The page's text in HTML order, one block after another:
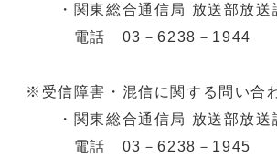
・関東総合通信局 放送部放送
電話 03－6238－1944
※受信障害・混信に関する問い合
・関東総合通信局 放送部放
電話 03－6238－1945